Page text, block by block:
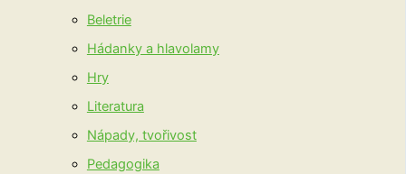
Beletrie
Hádanky a hlavolamy
Hry
Literatura
Nápady, tvořivost
Pedagogika